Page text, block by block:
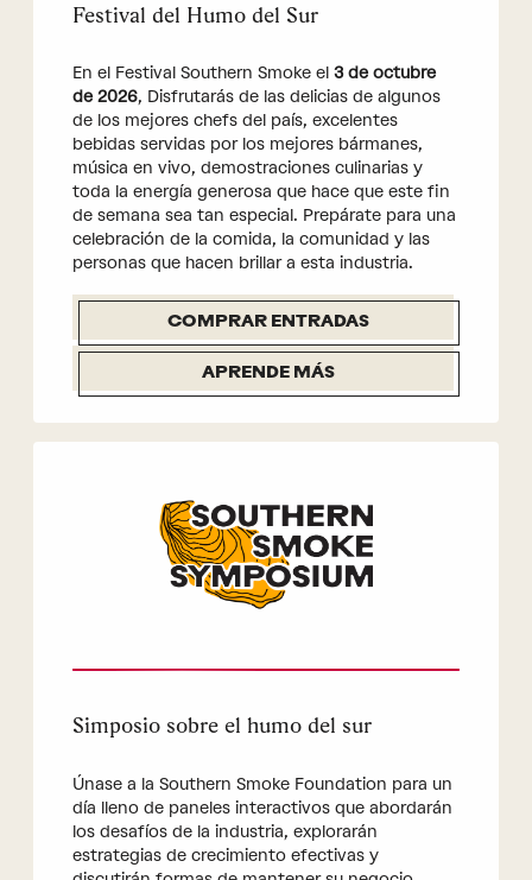
Festival del Humo del Sur
En el Festival Southern Smoke el 3 de octubre
de 2026, Disfrutarás de las delicias de algunos
de los mejores chefs del país, excelentes
bebidas servidas por los mejores bármanes,
música en vivo, demostraciones culinarias y
toda la energía generosa que hace que este fin
de semana sea tan especial. Prepárate para una
celebración de la comida, la comunidad y las
personas que hacen brillar a esta industria.
COMPRAR ENTRADAS
APRENDE MÁS
Simposio sobre el humo del sur
Únase a la Southern Smoke Foundation para un
día lleno de paneles interactivos que abordarán
los desafíos de la industria, explorarán
estrategias de crecimiento efectivas y